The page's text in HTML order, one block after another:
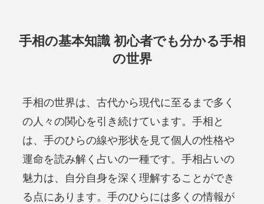
手相の基本知識 初心者でも分かる手相
の世界
手相の世界は、古代から現代に至るまで多く
の人々の関心を引き続けています。手相と
は、手のひらの線や形状を見て個人の性格や
運命を読み解く占いの一種です。手相占いの
魅力は、自分自身を深く理解することができ
る点にあります。手のひらには多くの情報が